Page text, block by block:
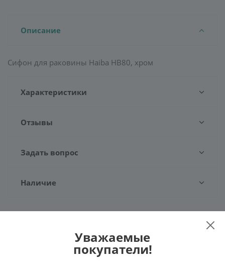
Описание
Сифон для раковины Haiba HB80, хром
Характеристики
Отзывы
Задать вопрос
Наличие
РекомендуемУважаемые
покупатели!